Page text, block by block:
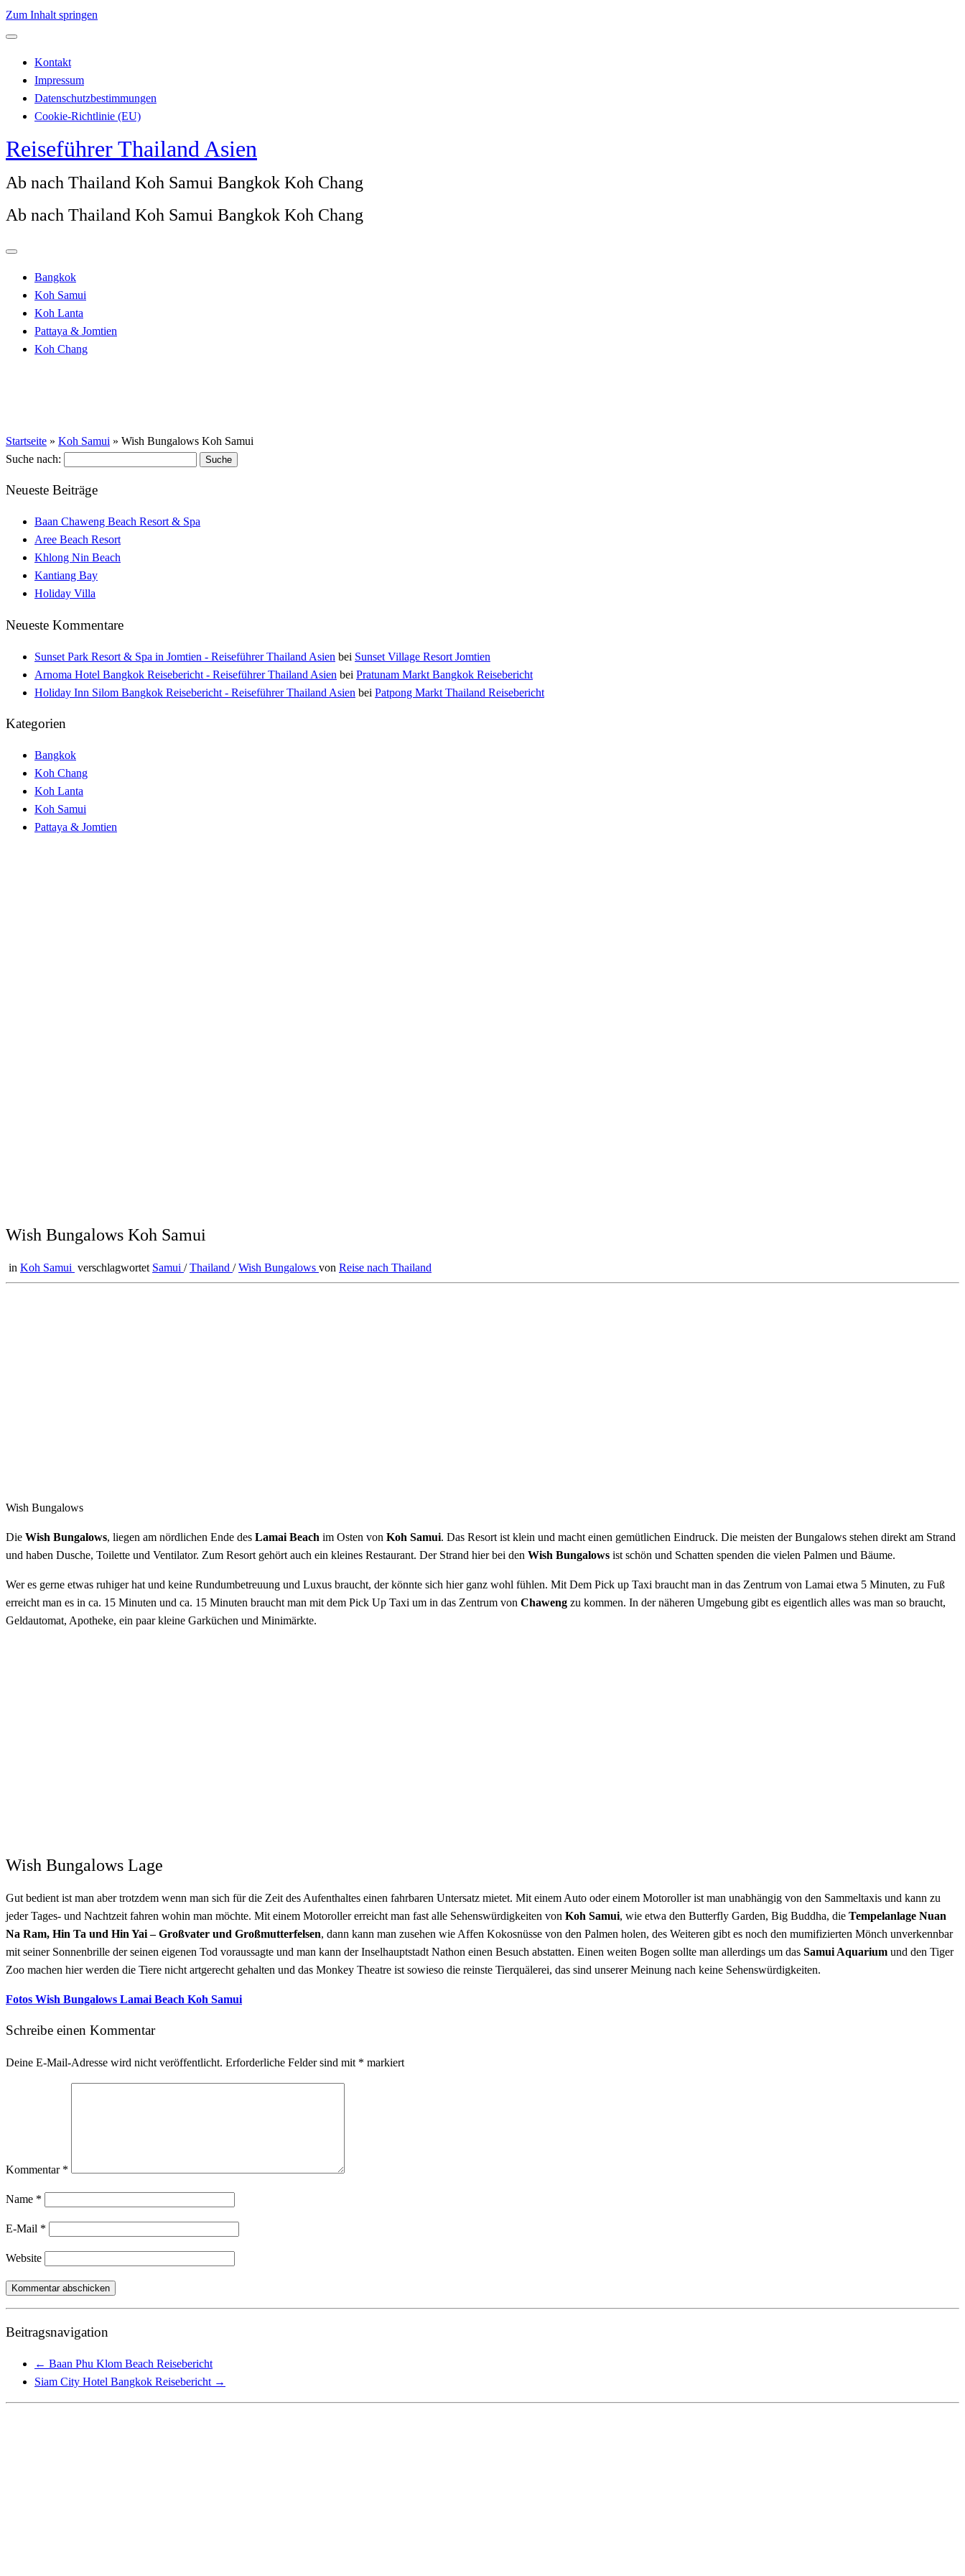
Zum Inhalt springen
Kontakt
Impressum
Datenschutzbestimmungen
Cookie-Richtlinie (EU)
Reiseführer Thailand Asien
Ab nach Thailand Koh Samui Bangkok Koh Chang
Ab nach Thailand Koh Samui Bangkok Koh Chang
Bangkok
Koh Samui
Koh Lanta
Pattaya & Jomtien
Koh Chang
Startseite » Koh Samui » Wish Bungalows Koh Samui
Suche nach:
Neueste Beiträge
Baan Chaweng Beach Resort & Spa
Aree Beach Resort
Khlong Nin Beach
Kantiang Bay
Holiday Villa
Neueste Kommentare
Sunset Park Resort & Spa in Jomtien - Reiseführer Thailand Asien bei Sunset Village Resort Jomtien
Arnoma Hotel Bangkok Reisebericht - Reiseführer Thailand Asien bei Pratunam Markt Bangkok Reisebericht
Holiday Inn Silom Bangkok Reisebericht - Reiseführer Thailand Asien bei Patpong Markt Thailand Reisebericht
Kategorien
Bangkok
Koh Chang
Koh Lanta
Koh Samui
Pattaya & Jomtien
Wish Bungalows Koh Samui
in Koh Samui verschlagwortet Samui /Thailand /Wish Bungalows von Reise nach Thailand
Wish Bungalows
Die Wish Bungalows, liegen am nördlichen Ende des Lamai Beach im Osten von Koh Samui. Das Resort ist klein und macht einen gemütlichen Eindruck. Die meisten der Bungalows stehen direkt am Strand
und haben Dusche, Toilette und Ventilator. Zum Resort gehört auch ein kleines Restaurant. Der Strand hier bei den Wish Bungalows ist schön und Schatten spenden die vielen Palmen und Bäume.
Wer es gerne etwas ruhiger hat und keine Rundumbetreuung und Luxus braucht, der könnte sich hier ganz wohl fühlen. Mit Dem Pick up Taxi braucht man in das Zentrum von Lamai etwa 5 Minuten, zu Fuß
erreicht man es in ca. 15 Minuten und ca. 15 Minuten braucht man mit dem Pick Up Taxi um in das Zentrum von Chaweng zu kommen. In der näheren Umgebung gibt es eigentlich alles was man so braucht,
Geldautomat, Apotheke, ein paar kleine Garküchen und Minimärkte.
Wish Bungalows Lage
Gut bedient ist man aber trotzdem wenn man sich für die Zeit des Aufenthaltes einen fahrbaren Untersatz mietet. Mit einem Auto oder einem Motoroller ist man unabhängig von den Sammeltaxis und kann zu
jeder Tages- und Nachtzeit fahren wohin man möchte. Mit einem Motoroller erreicht man fast alle Sehenswürdigkeiten von Koh Samui, wie etwa den Butterfly Garden, Big Buddha, die Tempelanlage Nuan
Na Ram, Hin Ta und Hin Yai – Großvater und Großmutterfelsen, dann kann man zusehen wie Affen Kokosnüsse von den Palmen holen, des Weiteren gibt es noch den mumifizierten Mönch unverkennbar
mit seiner Sonnenbrille der seinen eigenen Tod voraussagte und man kann der Inselhauptstadt Nathon einen Besuch abstatten. Einen weiten Bogen sollte man allerdings um das Samui Aquarium und den Tiger
Zoo machen hier werden die Tiere nicht artgerecht gehalten und das Monkey Theatre ist sowieso die reinste Tierquälerei, das sind unserer Meinung nach keine Sehenswürdigkeiten.
Fotos Wish Bungalows Lamai Beach Koh Samui
Schreibe einen Kommentar
Deine E-Mail-Adresse wird nicht veröffentlicht. Erforderliche Felder sind mit * markiert
Kommentar *
Name *
E-Mail *
Website
Beitragsnavigation
← Baan Phu Klom Beach Reisebericht
Siam City Hotel Bangkok Reisebericht →